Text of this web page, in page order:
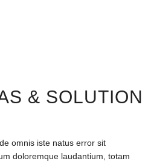
&
omnis iste natus error sit
doloremque laudantium, totam